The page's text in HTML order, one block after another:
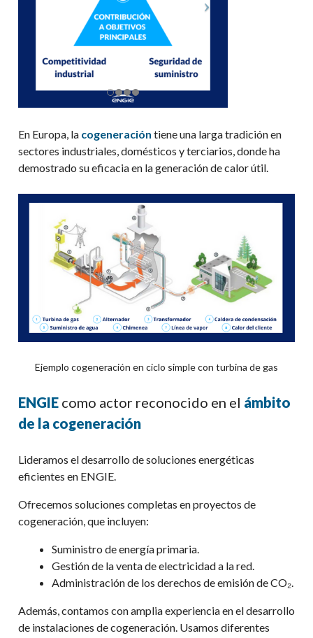
En Europa, la cogeneración tiene una larga tradición en
sectores industriales, domésticos y terciarios, donde ha
demostrado su eficacia en la generación de calor útil.
Ejemplo cogeneración en ciclo simple con turbina de gas
ENGIE como actor reconocido en el ámbito
de la cogeneración
Lideramos el desarrollo de soluciones energéticas
eficientes en ENGIE.
Ofrecemos soluciones completas en proyectos de
cogeneración, que incluyen:
Suministro de energía primaria.​
Gestión de la venta de electricidad a la red.​
Administración de los derechos de emisión de CO₂.
Además, contamos con amplia experiencia en el desarrollo
de instalaciones de cogeneración. Usamos diferentes